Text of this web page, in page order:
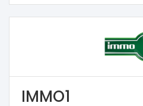
IMMO1